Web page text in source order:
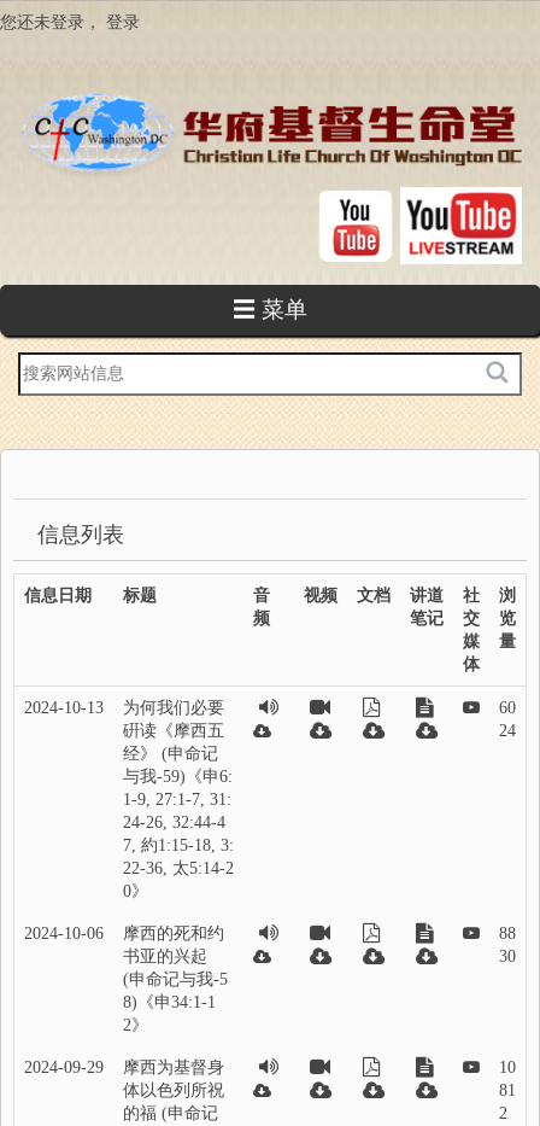
跳
您还未登录， 登录
☰ 菜单
站
内
搜
索
信息列表
信息日期 标题
音
频
视频 文档
讲道
笔记
社
交
媒
体
浏
览
量
2024-10-13
为何我们必要
硏读《摩西五
经》 (申命记
与我-59)《申6:
1-9, 27:1-7, 31:
24-26, 32:44-4
7, 約1:15-18, 3:
22-36, 太5:14-2
0》
60
24
2024-10-06
摩西的死和约
书亚的兴起
(申命记与我-5
8)《申34:1-1
2》
88
30
2024-09-29
摩西为基督身
体以色列所祝
的福 (申命记
10
81
2